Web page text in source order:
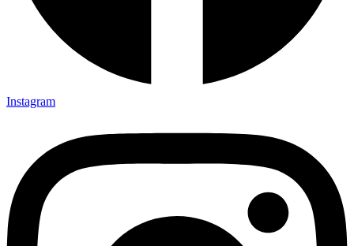
Instagram